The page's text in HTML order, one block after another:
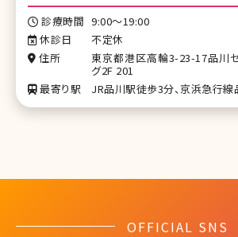
診療時間 9:00～19:00
休診日
不定休
住所
東京都港区高輪3-23-17品川
グ2F 201
最寄り駅
JR品川駅徒歩3分、京浜急行
OFFICIAL SNS